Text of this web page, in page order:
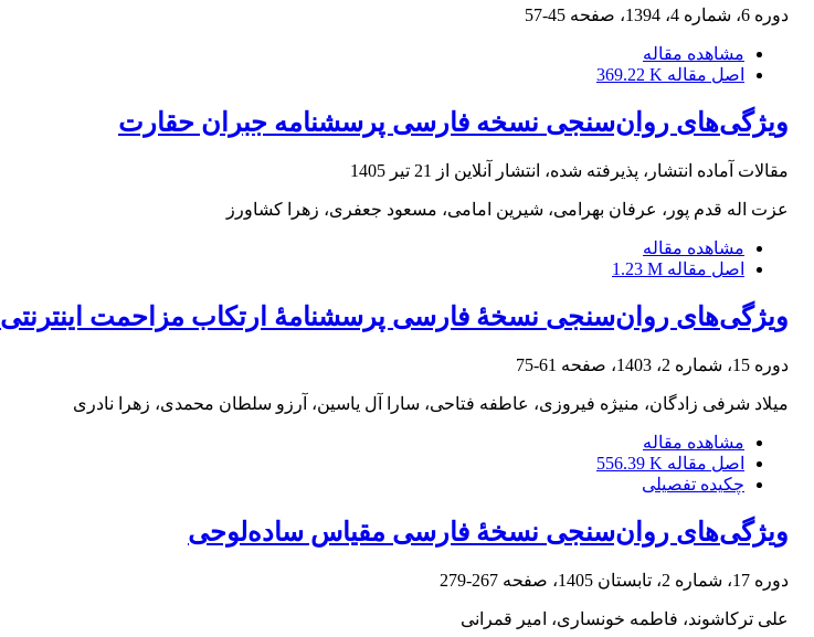
دوره 6، شماره 4، 1394، صفحه 45-57
مشاهده مقاله
اصل مقاله 369.22 K
ویژگی‌های روان‌سنجی نسخه فارسی پرسشنامه جبران حقارت
مقالات آماده انتشار، پذیرفته شده، انتشار آنلاین از 21 تیر 1405
عزت اله قدم پور، عرفان بهرامی، شیرین امامی، مسعود جعفری، زهرا کشاورز
مشاهده مقاله
اصل مقاله 1.23 M
ویژگی‌های روان‌سنجی نسخۀ فارسی پرسشنامۀ ارتکاب مزاحمت اینترنتی
دوره 15، شماره 2، 1403، صفحه 61-75
میلاد شرفی زادگان، منیژه فیروزی، عاطفه فتاحی، سارا آل یاسین، آرزو سلطان محمدی، زهرا نادری
مشاهده مقاله
اصل مقاله 556.39 K
چکیده تفصیلی
ویژگی‌های روان‌سنجی نسخۀ فارسی مقیاس ساده‌لوحی
دوره 17، شماره 2، تابستان 1405، صفحه 267-279
علی ترکاشوند، فاطمه خونساری، امیر قمرانی